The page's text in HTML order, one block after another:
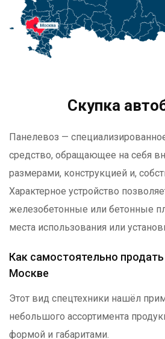
Скупка
Панелевоз —
средство, обращающее на себя
размерами, конструкцией и,
Характерное устройство
железобетонные или бетонные
места использования или
Как самостоятельно
Москве
Этот вид спецтехники нашёл
небольшого ассортимента
формой и габаритами.